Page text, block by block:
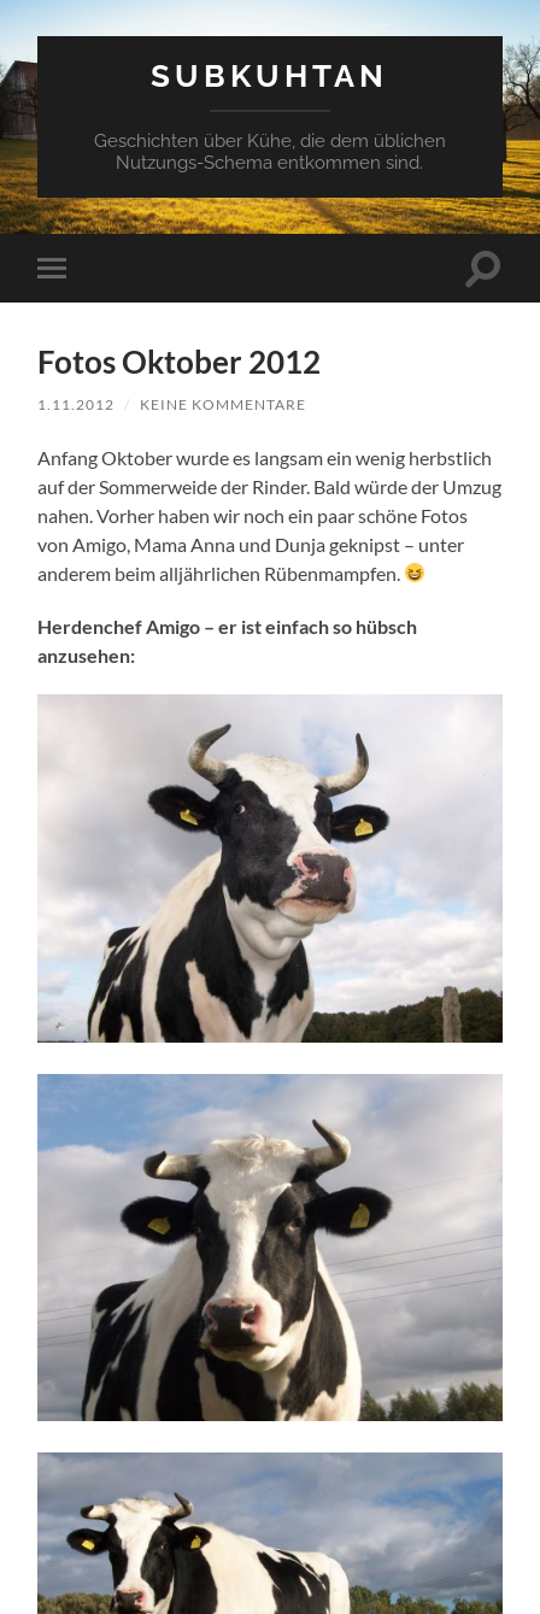
SUBKUHTAN
Geschichten über Kühe, die dem üblichen
Nutzungs-Schema entkommen sind.
Mobile-
Menü
Fotos Oktober 2012
1.11.2012 / KEINE KOMMENTARE
Anfang Oktober wurde es langsam ein wenig herbstlich
auf der Sommerweide der Rinder. Bald würde der Umzug
nahen. Vorher haben wir noch ein paar schöne Fotos
von Amigo, Mama Anna und Dunja geknipst – unter
anderem beim alljährlichen Rübenmampfen.
Herdenchef Amigo – er ist einfach so hübsch
anzusehen: